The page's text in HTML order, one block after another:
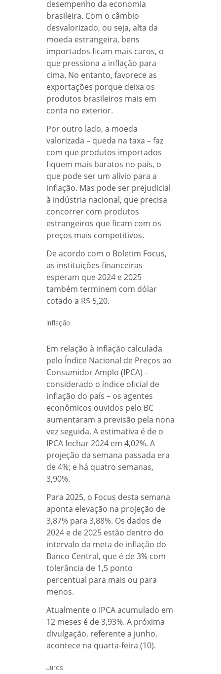
desempenho da economia
brasileira. Com o câmbio
desvalorizado, ou seja, alta da
moeda estrangeira, bens
importados ficam mais caros, o
que pressiona a inflação para
cima. No entanto, favorece as
exportações porque deixa os
produtos brasileiros mais em
conta no exterior.
Por outro lado, a moeda
valorizada – queda na taxa – faz
com que produtos importados
fiquem mais baratos no país, o
que pode ser um alívio para a
inflação. Mas pode ser prejudicial
à indústria nacional, que precisa
concorrer com produtos
estrangeiros que ficam com os
preços mais competitivos.
De acordo com o Boletim Focus,
as instituições financeiras
esperam que 2024 e 2025
também terminem com dólar
cotado a R$ 5,20.
Inflação
Em relação à inflação calculada
pelo Índice Nacional de Preços ao
Consumidor Amplo (IPCA) –
considerado o índice oficial de
inflação do país – os agentes
econômicos ouvidos pelo BC
aumentaram a previsão pela nona
vez seguida. A estimativa é de o
IPCA fechar 2024 em 4,02%. A
projeção da semana passada era
de 4%; e há quatro semanas,
3,90%.
Para 2025, o Focus desta semana
aponta elevação na projeção de
3,87% para 3,88%. Os dados de
2024 e de 2025 estão dentro do
intervalo da meta de inflação do
Banco Central, que é de 3% com
tolerância de 1,5 ponto
percentual para mais ou para
menos.
Atualmente o IPCA acumulado em
12 meses é de 3,93%. A próxima
divulgação, referente a junho,
acontece na quarta-feira (10).
Juros